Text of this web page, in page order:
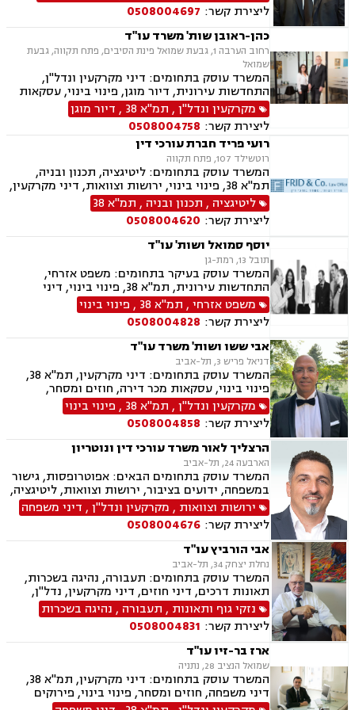
ליצירת קשר: 0508004697
כהן-ראובן שות' משרד עו"ד
רחוב הערבה 1, גבעת שמואל פינת הסיבים, פתח תקווה, גבעת
שמואל
המשרד עוסק בתחומים: דיני מקרקעין ונדל"ן,
התחדשות עירונית, דיור מוגן, פינוי בינוי, עסקאות
מכר דירה, פינוי מושכר, מגרשים לבניה, מיסוי
מקרקעין, דיני חוזים, דיני משפחה, ירושות וצוואות,
הסכמי ממון, עסקאות מתנה, ייפוי כוח מתמשך.
מקרקעין ונדל"ן, תמ"א 38 , דיור מוגן
ליצירת קשר: 0508004758
רועי פריד חברת עורכי דין
רוטשילד 107, פתח תקווה
המשרד עוסק בתחומים: ליטיגציה, תכנון ובניה,
תמ"א 38, פינוי בינוי, ירושות וצוואות, דיני מקרקעין,
נדל"ן, קבוצות רכישה, עסקאות מכר דירה.
ליטיגציה , תכנון ובניה , תמ"א 38
ליצירת קשר: 0508004620
יוסף סמואל ושות' עו"ד
תובל 13, רמת-גן
המשרד עוסק בעיקר בתחומים: משפט אזרחי,
התחדשות עירונית, תמ"א 38, פינוי בינוי, דיני
מקרקעין, מיסים, גילוי מרצון, דיני תאגידים, הפקעת
קרקעות, תכנון ובניה, דיור מוגן, ירושות וצוואות,
חוקתי ומנהלי, ליווי עסקי, ליטיגציה, ליקויי בנייה,
לשון הרע, מיסוי נדל"ן, מיסוי עירוני, מיסוי פלילי,
מסחר בינלאומי, נוטריון, דיני התיישנות, זכויות
יוצרים, נדל"ן, סדר דין אזרחי וראיות, עבירות מס
כלכליות, עסקאות מכר דירה, ערבויות ושטרות, פינוי
מושכר, קבוצות רכישה, רישוי עסקים, עריכת ייפוי
כוח מתמשך
משפט אזרחי , תמ"א 38 , פינוי בינוי
ליצירת קשר: 0508004828
אבי ששו ושות' משרד עו"ד
דניאל פריש 3, תל-אביב
המשרד עוסק בתחומים: דיני מקרקעין, תמ"א 38,
פינוי בינוי, עסקאות מכר דירה, חוזים ומסחר,
נוטריון, נדל"ן.
מקרקעין ונדל"ן, תמ"א 38 , פינוי בינוי
ליצירת קשר: 0508004858
הרצליך לאור משרד עורכי דין ונוטריון
הארבעה 24, תל-אביב
המשרד עוסק בתחומים הבאים: אפוטרופסות, גישור
במשפחה, ידועים בציבור, ירושות וצוואות, ליטיגציה,
ליקויי בנייה, מיסוי נדל"ן, עסקאות מכר דירה,
קבוצות רכישה, תכנון ובניה, דיני חוזים ומסחר, דיני
מקרקעין, דיני משפחה, אבהות , גירושין, דיור מוגן,
הורות חד מינית, מגרשים חקלאיים, מזונות,
קבוצות רכישה, הוצאה לפועל.
ירושות וצוואות , מקרקעין ונדל"ן, דיני משפחה
ליצירת קשר: 0508004676
אבי הורביץ עו"ד
נחלת יצחק 34, תל-אביב
המשרד עוסק בתחומים: תעבורה, נהיגה בשכרות,
תאונות דרכים, דיני חוזים, דיני מקרקעין, נדל"ן,
עסקאות מכר דירה, ליקויי בנייה, ירושות וצוואות,
דיור מוגן, נזיקין, דיני תאגידים, זכויות אדם, לשון
ובניה
נזקי גוף ותאונות , תעבורה , נהיגה בשכרות
ליצירת קשר: 0508004831
ארז בר-זיו עו"ד
שמואל הנציב 28, נתניה
המשרד עוסק בתחומים: דיני מקרקעין, תמ"א 38,
דיני משפחה, חוזים ומסחר, פינוי בינוי, פירוקים
והקפאות הליכים, תכנון ובניה, מזונות, לשון הרע,